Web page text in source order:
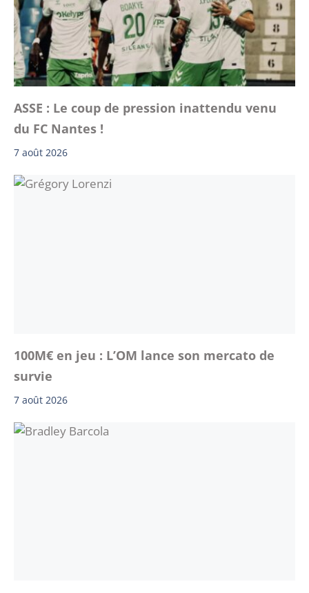
ASSE : Le coup de pression inattendu venu
du FC Nantes !
7 août 2026
100M€ en jeu : L’OM lance son mercato de
survie
7 août 2026